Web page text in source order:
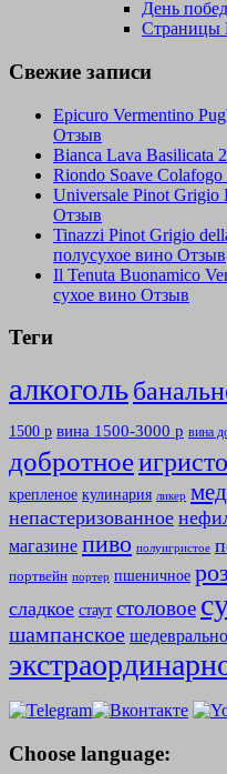
День
Страницы
Свежие записи
Epicuro Vermentino
Отзыв
Bianca Lava Basilicata
Riondo Soave
Universale Pinot Grigio
Отзыв
Tinazzi Pinot Grigio
полусухое вино Отзыв
Il Tenuta Buonamico
сухое вино Отзыв
Теги
алкоголь
1500 р вина 1500-3000 р вина
добротное
крепленое кулинария ликер
непастеризованное
магазине пиво полуигристое
портвейн портер пшеничное
сладкое стаут столовое
шампанское шедеврально
Choose language: